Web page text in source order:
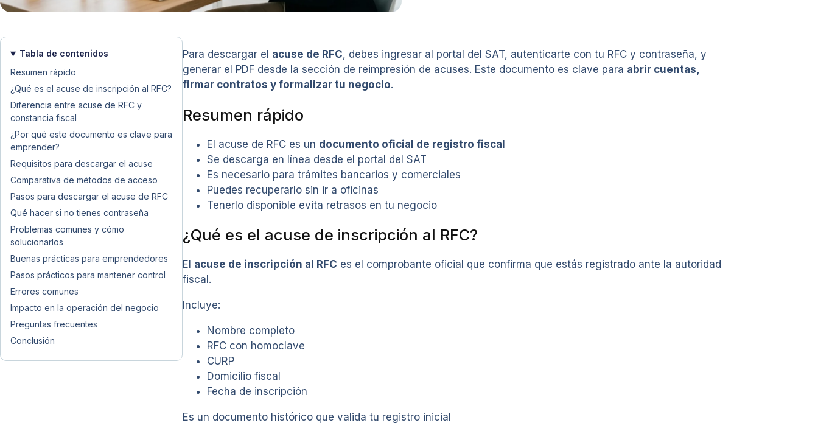
Tabla de contenidos
Resumen rápido
¿Qué es el acuse de inscripción al RFC?
Diferencia entre acuse de RFC y
constancia fiscal
¿Por qué este documento es clave para
emprender?
Requisitos para descargar el acuse
Comparativa de métodos de acceso
Pasos para descargar el acuse de RFC
Qué hacer si no tienes contraseña
Problemas comunes y cómo
solucionarlos
Buenas prácticas para emprendedores
Pasos prácticos para mantener control
Errores comunes
Impacto en la operación del negocio
Preguntas frecuentes
Conclusión
Para descargar el acuse de RFC, debes ingresar al portal del SAT, autenticarte con tu RFC y contraseña, y
generar el PDF desde la sección de reimpresión de acuses. Este documento es clave para abrir cuentas,
firmar contratos y formalizar tu negocio.
Resumen rápido
El acuse de RFC es un documento oficial de registro fiscal
Se descarga en línea desde el portal del SAT
Es necesario para trámites bancarios y comerciales
Puedes recuperarlo sin ir a oficinas
Tenerlo disponible evita retrasos en tu negocio
¿Qué es el acuse de inscripción al RFC?
El acuse de inscripción al RFC es el comprobante oficial que confirma que estás registrado ante la autoridad
fiscal.
Incluye:
Nombre completo
RFC con homoclave
CURP
Domicilio fiscal
Fecha de inscripción
Es un documento histórico que valida tu registro inicial